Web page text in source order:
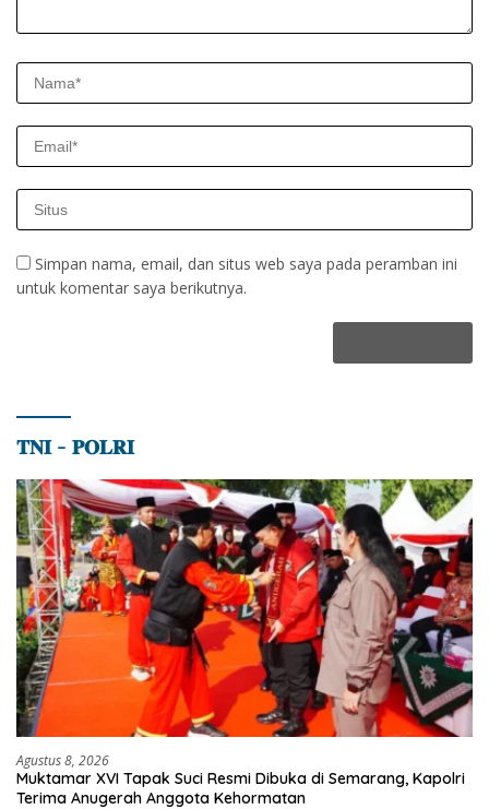
Simpan nama, email, dan situs web saya pada peramban ini
untuk komentar saya berikutnya.
𝐓𝐍𝐈 – 𝐏𝐎𝐋𝐑𝐈
Agustus 8, 2026
Muktamar XVI Tapak Suci Resmi Dibuka di Semarang, Kapolri
Terima Anugerah Anggota Kehormatan